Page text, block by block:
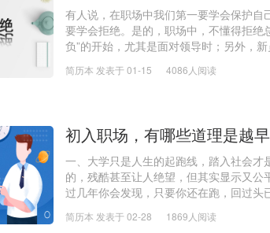
有人说，在职场中我们第一要学会保护
要学会拒绝。是的，职场中，不懂得拒绝
负”的开始，尤其是面对领导时；另外，
中只要你能够做
简历本 发表于 01-15 4086人阅读
初入职场，有哪些道理是越
一、大学只是人生的起跑线，踏入社会
的，残酷甚至让人绝望，但其实显示又公
过几年你会发现，只要你还在跑，回过
少对手。 二
简历本 发表于 02-28 1869人阅读